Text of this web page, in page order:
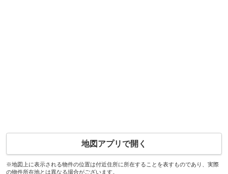
地図アプリで開く
※地図上に表示される物件の位置は付近住所に所在することを表すものであり、実際
の物件所在地とは異なる場合がございます。